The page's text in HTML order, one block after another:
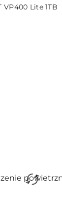
VP400 Lite 1TB